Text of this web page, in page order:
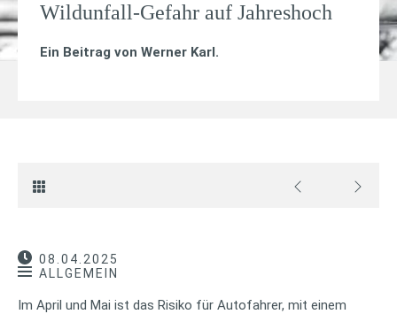
Wildunfall-Gefahr auf Jahreshoch
Ein Beitrag von Werner Karl.
08.04.2025
ALLGEMEIN
Im April und Mai ist das Risiko für Autofahrer, mit einem